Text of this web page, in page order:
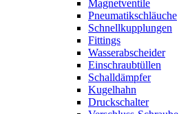
Magnetventile
Pneumatikschläuche
Schnellkupplungen
Fittings
Wasserabscheider
Einschraubtüllen
Schalldämpfer
Kugelhahn
Druckschalter